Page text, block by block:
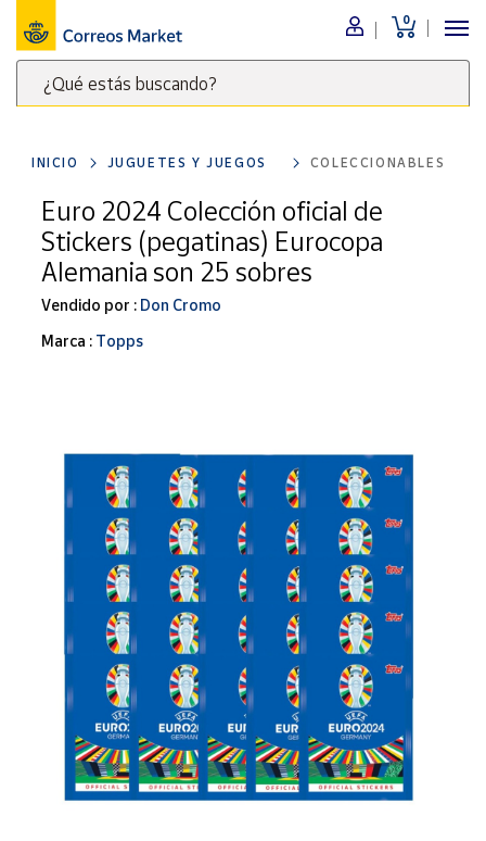
0
¿Qué estás buscando?
clave
para
buscar
productos
Correos
Menú
Nuestro
catálogo
Alimentación
Bebidas
Ocio y cultura
Juguetes y
juegos
Libros y
Artesanía
Oficina y
Papelería
Para Canarias,
Ceuta y Melilla
populares
Bono
INICIO JUGUETES Y JUEGOS COLECCIONABLES
Euro 2024 Colección oficial de
Stickers (pegatinas) Eurocopa
Alemania son 25 sobres
Vendido por : Don Cromo
Marca : Topps